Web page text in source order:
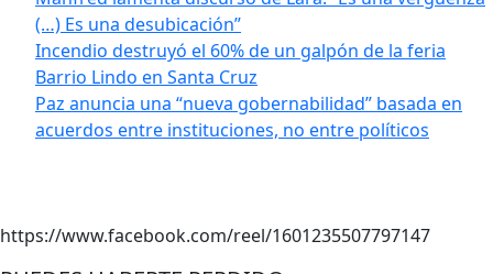
(…) Es una desubicación”
Incendio destruyó el 60% de un galpón de la feria
Barrio Lindo en Santa Cruz
Paz anuncia una “nueva gobernabilidad” basada en
acuerdos entre instituciones, no entre políticos
https://www.facebook.com/reel/1601235507797147